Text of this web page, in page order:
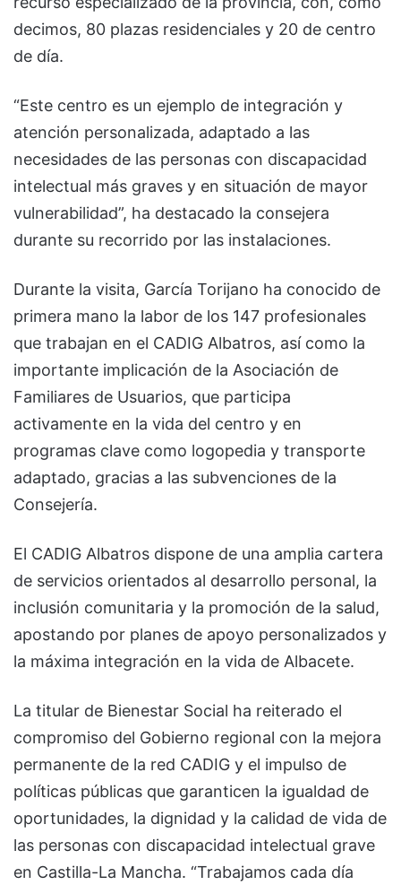
decimos, 80 plazas residenciales y 20 de centro
de día.
“Este centro es un ejemplo de integración y
atención personalizada, adaptado a las
necesidades de las personas con discapacidad
intelectual más graves y en situación de mayor
vulnerabilidad”, ha destacado la consejera
durante su recorrido por las instalaciones.
Durante la visita, García Torijano ha conocido de
primera mano la labor de los 147 profesionales
que trabajan en el CADIG Albatros, así como la
importante implicación de la Asociación de
Familiares de Usuarios, que participa
activamente en la vida del centro y en
programas clave como logopedia y transporte
adaptado, gracias a las subvenciones de la
Consejería.
El CADIG Albatros dispone de una amplia cartera
de servicios orientados al desarrollo personal, la
inclusión comunitaria y la promoción de la salud,
apostando por planes de apoyo personalizados y
la máxima integración en la vida de Albacete.
La titular de Bienestar Social ha reiterado el
compromiso del Gobierno regional con la mejora
permanente de la red CADIG y el impulso de
políticas públicas que garanticen la igualdad de
oportunidades, la dignidad y la calidad de vida de
las personas con discapacidad intelectual grave
en Castilla-La Mancha. “Trabajamos cada día